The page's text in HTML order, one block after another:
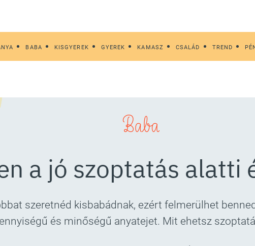
BABA KISGYEREK GYEREK KAMASZ CSALÁD TREND
Baba
a jó szoptatás alatti
szeretnéd kisbabádnak, ezért felmerülhet
és minőségű anyatejet. Mit ehetsz